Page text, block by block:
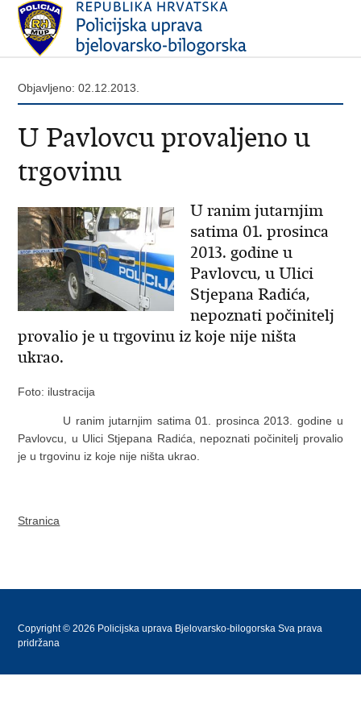
Objavljeno: 02.12.2013.
U Pavlovcu provaljeno u
trgovinu
U ranim jutarnjim
satima 01. prosinca
2013. godine u
Pavlovcu, u Ulici
Stjepana Radića,
nepoznati počinitelj
provalio je u trgovinu iz koje nije ništa
ukrao.
Foto: ilustracija
U ranim jutarnjim satima 01. prosinca 2013. godine u
Pavlovcu, u Ulici Stjepana Radića, nepoznati počinitelj provalio
je u trgovinu iz koje nije ništa ukrao.
Stranica
Copyright © 2026 Policijska uprava Bjelovarsko-bilogorska Sva prava
pridržana